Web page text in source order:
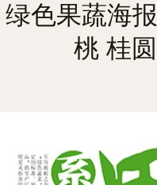
绿色果蔬海
桃 桂